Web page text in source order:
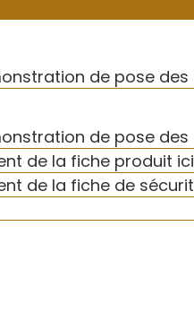
de pose
de pose
de la fiche produit
de la fiche de